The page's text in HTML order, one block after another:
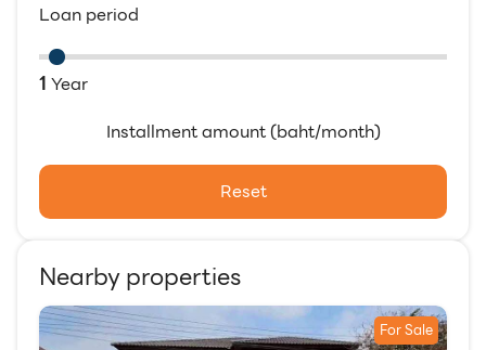
Loan period
1 Year
Installment amount (baht/month)
Reset
Nearby properties
For Sale